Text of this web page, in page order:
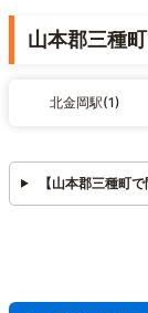
山本郡三種
北金岡駅(1)
【山本郡三種町